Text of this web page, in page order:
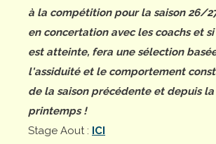
à la compétition pour la saison 26/
en concertation avec les coachs et
est atteinte, fera une sélection
l'assiduité et le comportement
de la saison précédente et depuis
printemps !
Stage Aout : ICI